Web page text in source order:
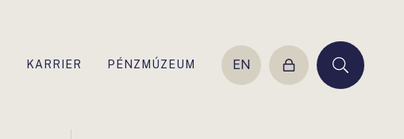
KARRIER PÉNZMÚZEUM EN
Belépés Keresés